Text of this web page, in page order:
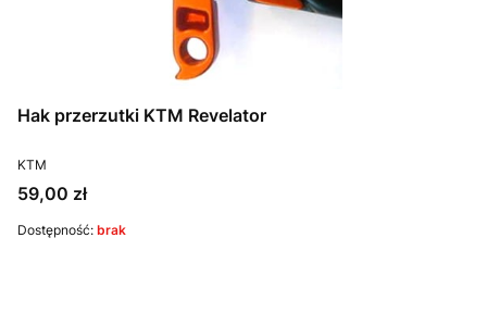
Hak przerzutki KTM Revelator
PRODUCENT
KTM
Cena
59,00 zł
Dostępność: brak